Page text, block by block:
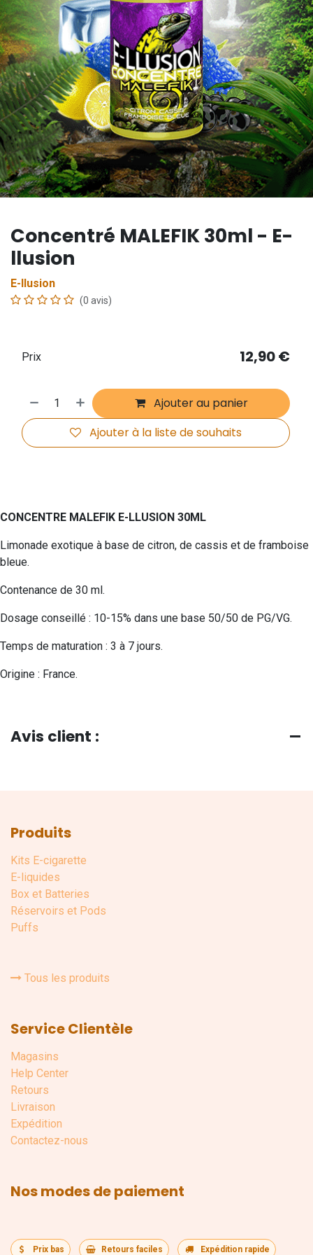
Concentré MALEFIK 30ml - E-
llusion
E-llusion
(0 avis)
Ajouter au panier
Ajouter à la liste de souhaits
Prix 12,90€
CONCENTRE MALEFIK E-LLUSION 30ML
Limonade exotique à base de citron, de cassis et de framboise
bleue.
Contenance de 30 ml.
Dosage conseillé : 10-15% dans une base 50/50 de PG/VG.
Temps de maturation : 3 à 7 jours.
Origine : France.
Avis client :
Produits
Kits E-cigarette
E-liquides
Box et Batteries
Réservoirs et Pods
Puffs
Tous les produits
Service Clientèle
Magasins
Help Center
Retours
Livraison
Expédition
Contactez-nous
Nos modes de paiement
Prix bas Retours faciles Expédition rapide